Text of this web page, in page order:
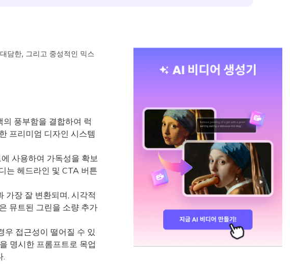
담한, 그리고 중성적인 믹스
풍부함을 결합하여 럭
프리미엄 디자인 시스템
사용하여 가독성을 확보
는 헤드라인 및 CTA 버튼
장 잘 변환되며, 시각적
뮤트된 그린을 소량 추가
접근성이 떨어질 수 있
명시한 프롬프트로 목업
.